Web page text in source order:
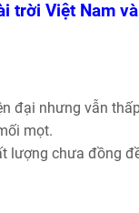
trời Việt Nam
đại nhưng vẫn
mọt.
lượng chưa đồng